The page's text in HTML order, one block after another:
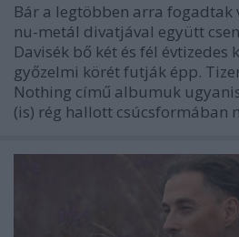
Bár a legtöbben arra fogadtak
nu-metál divatjával együtt
Davisék bő két és fél
győzelmi körét futják épp.
Nothing című albumuk
(is) rég hallott csúcsformában